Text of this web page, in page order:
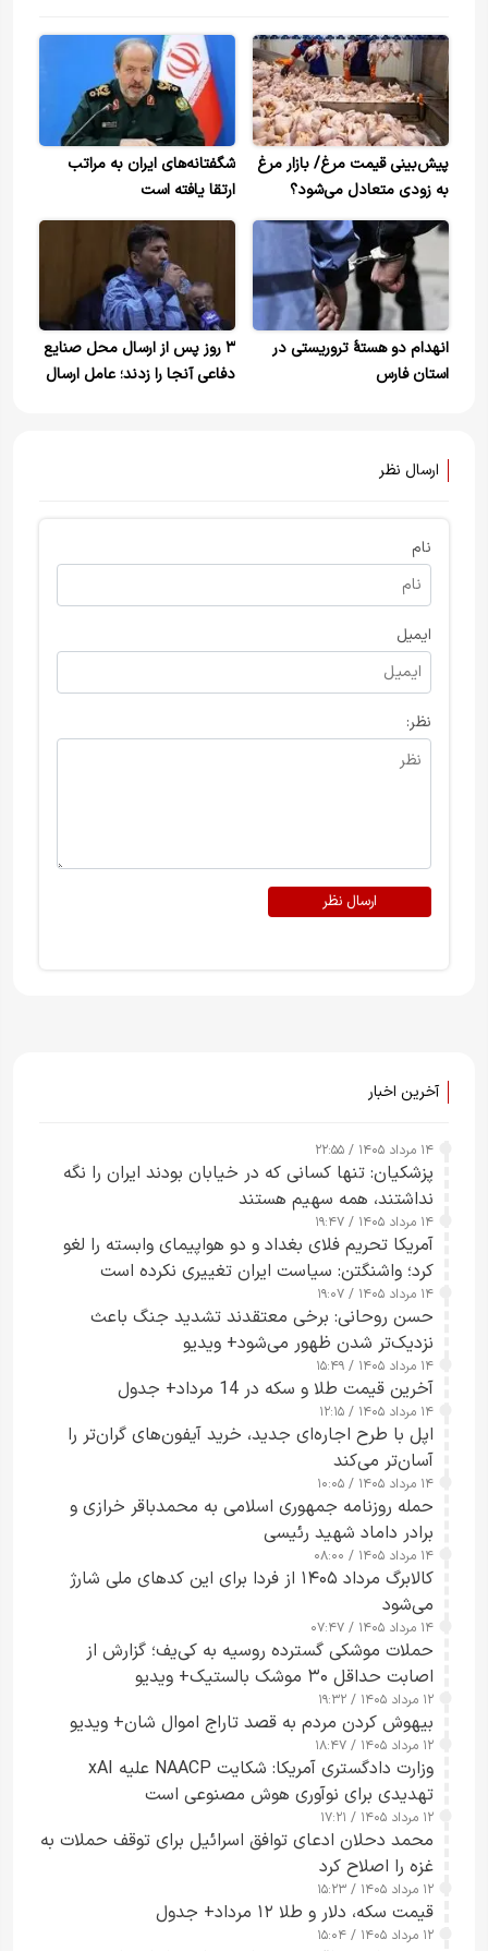
پیش‌بینی قیمت مرغ/ بازار مرغ
به زودی متعادل می‌شود؟
شگفتانه‌های ایران به مراتب
ارتقا یافته است
انهدام دو هستۀ تروریستی در
استان فارس
۳ روز پس از ارسال محل صنایع
دفاعی آنجا را زدند؛ عامل ارسال
ارسال نظر
نام
ایمیل
نظر:
ارسال نظر
آخرین اخبار
۱۴ مرداد ۱۴۰۵ / ۲۲:۵۵
پزشکیان: تنها کسانی که در خیابان بودند ایران را نگه
نداشتند، همه سهیم هستند
۱۴ مرداد ۱۴۰۵ / ۱۹:۴۷
آمریکا تحریم فلای بغداد و دو هواپیمای وابسته را لغو
کرد؛ واشنگتن: سیاست ایران تغییری نکرده است
۱۴ مرداد ۱۴۰۵ / ۱۹:۰۷
حسن روحانی: برخی معتقدند تشدید جنگ باعث
نزدیک‌تر شدن ظهور می‌شود+ ویدیو
۱۴ مرداد ۱۴۰۵ / ۱۵:۴۹
آخرین قیمت طلا و سکه در 14 مرداد+ جدول
۱۴ مرداد ۱۴۰۵ / ۱۲:۱۵
اپل با طرح اجاره‌ای جدید، خرید آیفون‌های گران‌تر را
آسان‌تر می‌کند
۱۴ مرداد ۱۴۰۵ / ۱۰:۰۵
حمله روزنامه جمهوری اسلامی به محمدباقر خرازی و
برادر داماد شهید رئیسی
۱۴ مرداد ۱۴۰۵ / ۰۸:۰۰
کالابرگ مرداد ۱۴۰۵ از فردا برای این کدهای ملی شارژ
می‌شود
۱۴ مرداد ۱۴۰۵ / ۰۷:۴۷
حملات موشکی گسترده روسیه به کی‌یف؛ گزارش از
اصابت حداقل ۳۰ موشک بالستیک+ ویدیو
۱۲ مرداد ۱۴۰۵ / ۱۹:۳۲
بیهوش کردن مردم به قصد تاراج اموال شان+ ویدیو
۱۲ مرداد ۱۴۰۵ / ۱۸:۴۷
وزارت دادگستری آمریکا: شکایت NAACP علیه xAI
تهدیدی برای نوآوری هوش مصنوعی است
۱۲ مرداد ۱۴۰۵ / ۱۷:۲۱
محمد دحلان ادعای توافق اسرائیل برای توقف حملات به
غزه را اصلاح کرد
۱۲ مرداد ۱۴۰۵ / ۱۵:۲۳
قیمت سکه، دلار و طلا ۱۲ مرداد+ جدول
۱۲ مرداد ۱۴۰۵ / ۱۵:۰۴